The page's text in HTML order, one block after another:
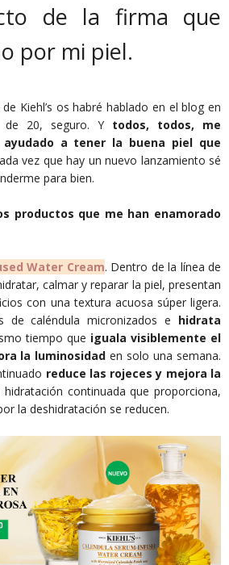
de la firma que
por mi piel.
Kiehl’s os habré hablado en el blog en
20, seguro. Y todos, todos, me
a tener la buena piel que
vez que hay un nuevo lanzamiento sé
para bien.
productos que me han enamorado
Water Cream. Dentro de la línea de
calmar y reparar la piel, presentan
con una textura acuosa súper ligera.
de caléndula micronizados e hidrata
tiempo que iguala visiblemente el
la luminosidad en solo una semana.
reduce las rojeces y mejora la
continuada que proporciona,
la deshidratación se reducen.